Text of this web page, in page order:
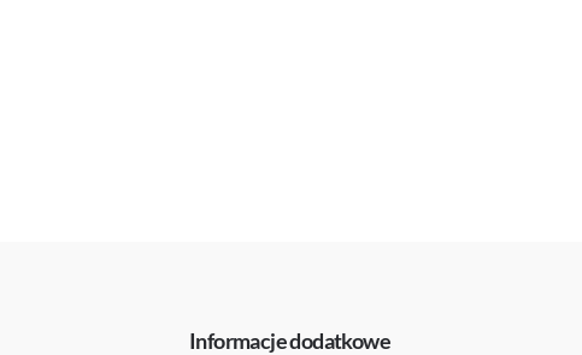
Informacje dodatkowe